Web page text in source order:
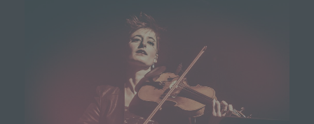
dazu, unser Angebot nutzerfreundlicher, effektiver und
sicherer zu machen. Local Storage und
SessionStorage ist eine Technologie, mit welcher ihr
Browser Daten auf Ihrem Computer oder mobilen
Gerät abspeichert. Cookies sind Textdateien, welche
über einen Internetbrowser auf einem Computersystem
abgelegt und gespeichert werden. Sie können die
Verwendung von Cookies, LocalStorage und
SessionStorage durch entsprechende Einstellung in
Ihrem Browser verhindern.